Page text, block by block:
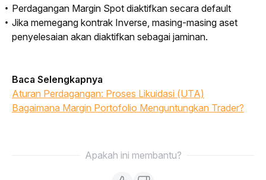
Perdagangan Margin Spot diaktifkan secara default
Jika memegang kontrak Inverse, masing-masing aset
penyelesaian akan diaktifkan sebagai jaminan.
Baca Selengkapnya
Aturan Perdagangan: Proses Likuidasi (UTA)
Bagaimana Margin Portofolio Menguntungkan Trader?
Apakah ini membantu?